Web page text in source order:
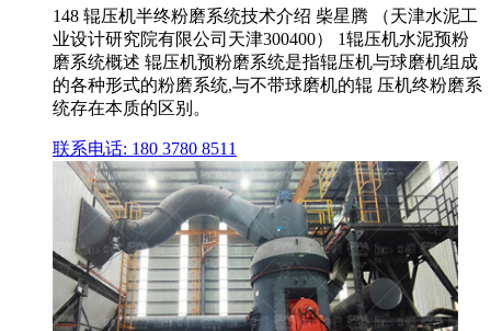
148 辊压机半终粉磨系统技术介绍 柴星腾 （天津水泥工
业设计研究院有限公司天津300400） 1辊压机水泥预粉
磨系统概述 辊压机预粉磨系统是指辊压机与球磨机组成
的各种形式的粉磨系统,与不带球磨机的辊 压机终粉磨系
统存在本质的区别。
联系电话: 180 3780 8511